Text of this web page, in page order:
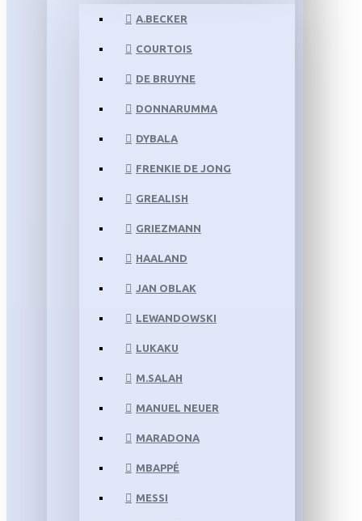
A.BECKER
COURTOIS
DE BRUYNE
DONNARUMMA
DYBALA
FRENKIE DE JONG
GREALISH
GRIEZMANN
HAALAND
JAN OBLAK
LEWANDOWSKI
LUKAKU
M.SALAH
MANUEL NEUER
MARADONA
MBAPPÉ
MESSI